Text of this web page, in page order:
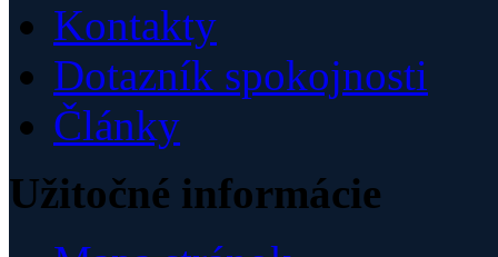
Kontakty
Dotazník spokojnosti
Články
Užitočné informácie